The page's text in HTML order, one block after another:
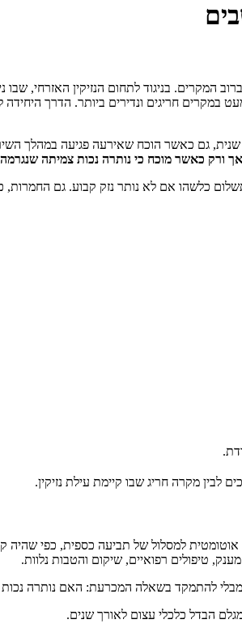
בניגוד לתחום הנזיקין האזרחי, שבו
במקרים חריגים ונדירים ביותר. הדרך
גם כאשר הוכח שאירעה פגיעה במהלך
ורק כאשר מוכח כי נותרה נכות צמיתה
כלשהו אם לא נותר נזק קבוע. גם
לבין מקרה חריג שבו קיימת עילת נזיקין.
למסלול של תביעה כספית, כפי שהיה
טיפולים רפואיים, שיקום והטבות נלוות.
להתמקד בשאלה המכרעת: האם נותרה נכות
הבדל כלכלי עצום לאורך שנים.